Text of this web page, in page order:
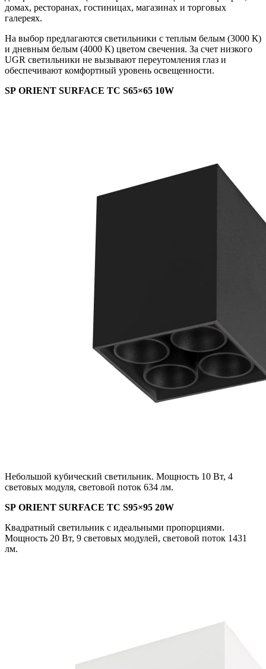
домах, ресторанах, гостиницах, магазинах и торговых
галереях.
На выбор предлагаются светильники с теплым белым (3000 К)
и дневным белым (4000 К) цветом свечения. За счет низкого
UGR светильники не вызывают переутомления глаз и
обеспечивают комфортный уровень освещенности.
SP ORIENT SURFACE TC S65×65 10W
Небольшой кубический светильник. Мощность 10 Вт, 4
световых модуля, световой поток 634 лм.
SP ORIENT SURFACE TC S95×95 20W
Квадратный светильник с идеальными пропорциями.
Мощность 20 Вт, 9 световых модулей, световой поток 1431
лм.